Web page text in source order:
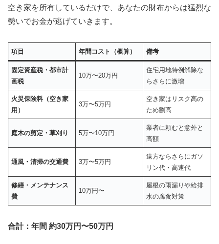
空き家を所有しているだけで、あなたの財布からは猛烈な
勢いでお金が逃げていきます。
項目 年間コスト（概算） 備考
固定資産税・都市計
画税
10万〜20万円
住宅用地特例解除な
らさらに激増
火災保険料（空き家
用）
3万〜5万円
空き家はリスク高の
ため割高
庭木の剪定・草刈り 5万〜10万円
業者に頼むと意外と
高額
通風・清掃の交通費 3万〜5万円
遠方ならさらにガソ
リン代・高速代
修繕・メンテナンス
費
10万円〜
屋根の雨漏りや給排
水の腐食対策
合計：年間 約30万円〜50万円